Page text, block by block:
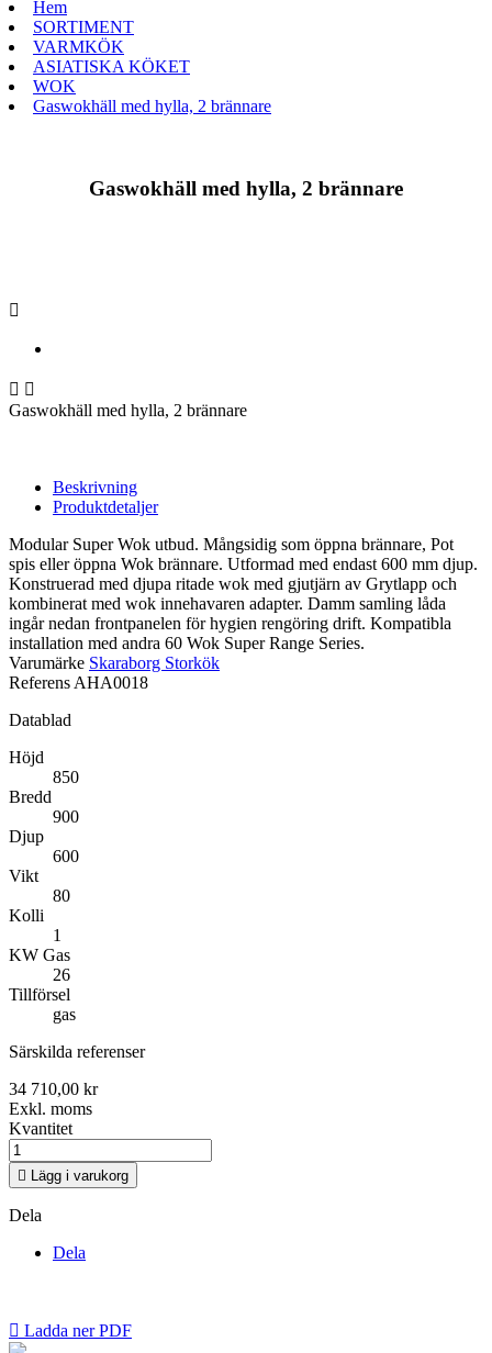
Hem
SORTIMENT
VARMKÖK
ASIATISKA KÖKET
WOK
Gaswokhäll med hylla, 2 brännare
Gaswokhäll med hylla, 2 brännare

 
Gaswokhäll med hylla, 2 brännare
Beskrivning
Produktdetaljer
Modular Super Wok utbud. Mångsidig som öppna brännare, Pot
spis eller öppna Wok brännare. Utformad med endast 600 mm djup.
Konstruerad med djupa ritade wok med gjutjärn av Grytlapp och
kombinerat med wok innehavaren adapter. Damm samling låda
ingår nedan frontpanelen för hygien rengöring drift. Kompatibla
installation med andra 60 Wok Super Range Series.
Varumärke Skaraborg Storkök
ReferensAHA0018
Datablad
Höjd
850
Bredd
900
Djup
600
Vikt
80
Kolli
1
KW Gas
26
Tillförsel
gas
Särskilda referenser
34 710,00 kr
Exkl. moms
Kvantitet
 Lägg i varukorg
Dela
Dela
 Ladda ner PDF